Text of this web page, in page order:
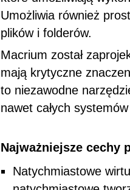
Umożliwia również
plików i folderów.
Macrium został
mają krytyczne
to niezawodne
nawet całych
Najważniejsze cechy
Natychmiastowe